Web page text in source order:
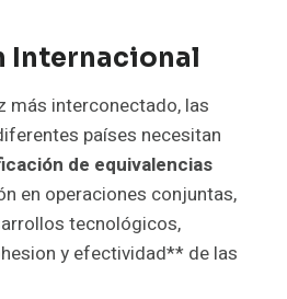
Internacional
más interconectado, las
países necesitan
de equivalencias
en operaciones conjuntas,
tecnológicos,
y efectividad** de las